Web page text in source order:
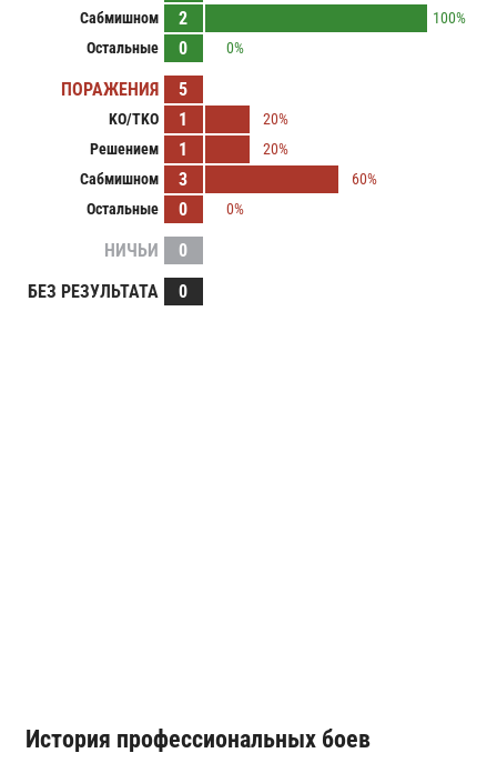
Сабмишном
2
100%
Остальные
0 0%
ПОРАЖЕНИЯ 5
KO/TKO 1
20%
Решением
1
20%
Сабмишном
3
60%
Остальные
0 0%
НИЧЬИ
0
БЕЗ РЕЗУЛЬТАТА
0
История профессиональных боев